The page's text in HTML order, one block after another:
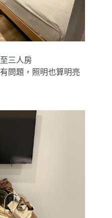
三人房
問題，照明也算明亮